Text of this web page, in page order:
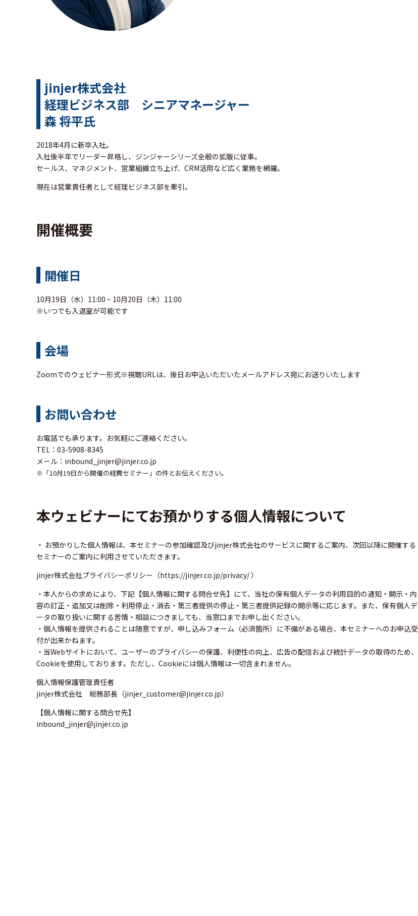
jinjer株式会社
経理ビジネス部 シニアマネージャー
森 将平氏
2018年4月に新卒入社。
入社後半年でリーダー昇格し、ジンジャーシリーズ全般の拡販に従事。
セールス、マネジメント、営業組織立ち上げ、CRM活用など広く業務を網羅。
現在は営業責任者として経理ビジネス部を牽引。
開催概要
開催日
10月19日（水）11:00 ~ 10月20日（木）11:00
※いつでも入退室が可能です
会場
Zoomでのウェビナー形式※視聴URLは、後日お申込いただいたメールアドレス宛にお送りいたします
お問い合わせ
お電話でも承ります。お気軽にご連絡ください。
TEL：03-5908-8345
メール： inbound_jinjer@jinjer.co.jp
※「10月19日から開催の経費セミナー」の件とお伝えください。
本ウェビナーにてお預かりする個人情報について
・ お預かりした個人情報は、本セミナーの参加確認及びjinjer株式会社のサービスに関するご案内、次回以降に開催する
セミナーのご案内に利用させていただきます。
jinjer株式会社プライバシーポリシー（https://jinjer.co.jp/privacy/）
・本人からの求めにより、下記【個人情報に関する問合せ先】にて、当社の保有個人データの利用目的の通知・開示・内
容の訂正・追加又は削除・利用停止・消去・第三者提供の停止・第三者提供記録の開示等に応じます。また、保有個人デ
ータの取り扱いに関する苦情・相談につきましても、当窓口までお申し出ください。
・個人情報を提供されることは随意ですが、申し込みフォーム（必須箇所）に不備がある場合、本セミナーへのお申込受
付が出来かねます。
・当Webサイトにおいて、ユーザーのプライバシーの保護、利便性の向上、広告の配信および統計データの取得のため、
Cookieを使用しております。ただし、Cookieには個人情報は一切含まれません。
個人情報保護管理責任者
jinjer株式会社 総務部長（jinjer_customer@jinjer.co.jp）
【個人情報に関する問合せ先】
inbound_jinjer@jinjer.co.jp